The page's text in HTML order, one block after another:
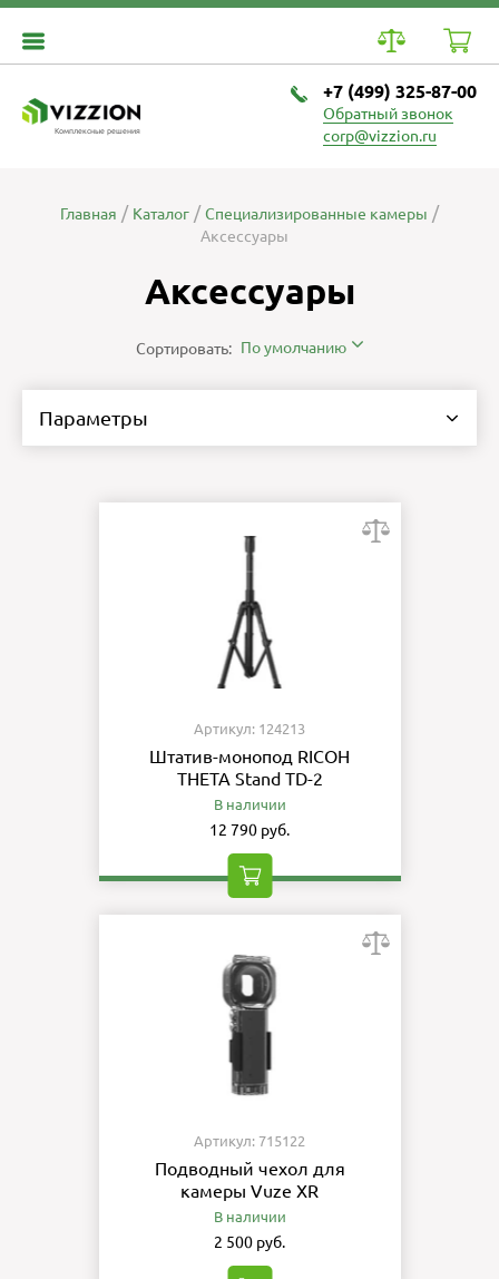
Комплексные решения
+7 (499) 325-87-00
Обратный звонок
corp@vizzion.ru
Главная Каталог
Специализированные камеры
Аксессуары
Аксессуары
Сортировать: По умолчанию
Артикул: 124213
Штатив-монопод RICOH
THETA Stand TD-2
В наличии
12 790 руб.
Артикул: 715122
Подводный чехол для
камеры Vuze XR
В наличии
2 500 руб.
Параметры